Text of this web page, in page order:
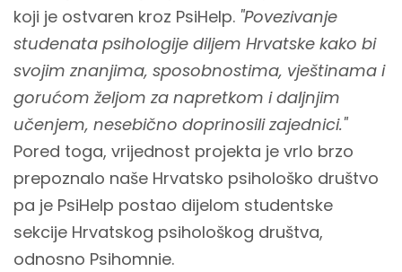
koji je ostvaren kroz PsiHelp. "Povezivanje
studenata psihologije diljem Hrvatske kako bi
svojim znanjima, sposobnostima, vještinama i
gorućom željom za napretkom i daljnjim
učenjem, nesebično doprinosili zajednici."
Pored toga, vrijednost projekta je vrlo brzo
prepoznalo naše Hrvatsko psihološko društvo
pa je PsiHelp postao dijelom studentske
sekcije Hrvatskog psihološkog društva,
odnosno Psihomnie.